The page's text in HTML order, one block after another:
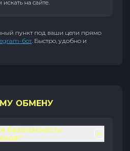
на сайте.
пункт под ваши цели прямо
бот. Быстро, удобно и
ОБМЕНУ
безопасность